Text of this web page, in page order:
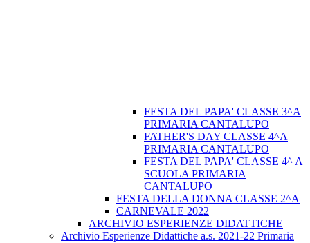
FESTA DEL PAPA' CLASSE 3^A
PRIMARIA CANTALUPO
FATHER'S DAY CLASSE 4^A
PRIMARIA CANTALUPO
FESTA DEL PAPA' CLASSE 4^ A
SCUOLA PRIMARIA
CANTALUPO
FESTA DELLA DONNA CLASSE 2^A
CARNEVALE 2022
ARCHIVIO ESPERIENZE DIDATTICHE
Archivio Esperienze Didattiche a.s. 2021-22 Primaria